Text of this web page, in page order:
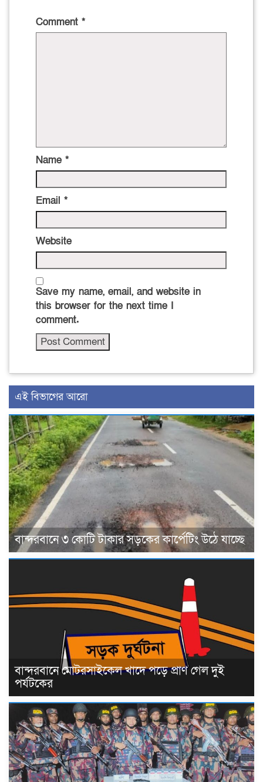
Comment *
Name *
Email *
Website
Save my name, email, and website in
this browser for the next time I
comment.
এই বিভাগের আরো
বান্দরবানে ৩ কোটি টাকার সড়কের কার্পেটিং উঠে যাচ্ছে
বান্দরবানে মোটরসাইকেল খাদে পড়ে প্রাণ গেল দুই
পর্যটকের